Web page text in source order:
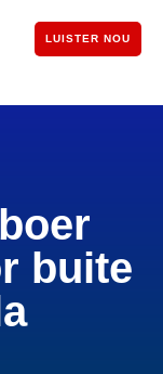
LUISTER NOU
buite